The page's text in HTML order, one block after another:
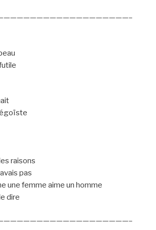
égoïste
raisons
pas
une femme aime un homme
dire